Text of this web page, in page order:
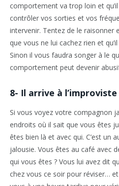
comportement va trop loin et
contrôler vos sorties et vos
intervenir. Tentez de le raisonner
que vous ne lui cachez rien et
Sinon il vous faudra songer à le
comportement peut devenir
8- Il arrive à l’improviste
Si vous voyez votre compagnon
endroits où il sait que vous êtes
êtes bien là et avec qui. C’est un
jalousie. Vous êtes au café avec
qui vous êtes ? Vous lui avez dit
chez vous ce soir pour réviser…